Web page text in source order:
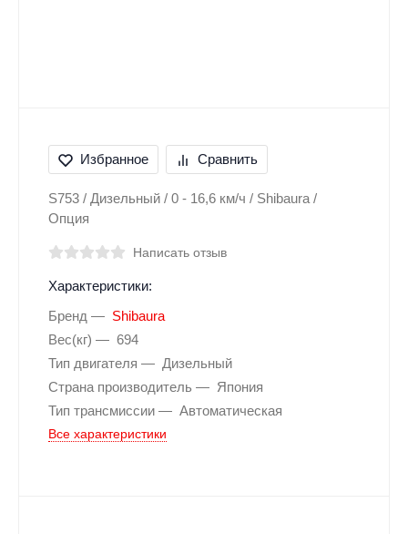
Избранное Сравнить
S753 / Дизельный / 0 - 16,6 км/ч / Shibaura /
Опция
Написать отзыв
Характеристики:
Бренд
Shibaura
Вес(кг)
694
Тип двигателя
Дизельный
Страна производитель
Япония
Тип трансмиссии
Автоматическая
Все характеристики